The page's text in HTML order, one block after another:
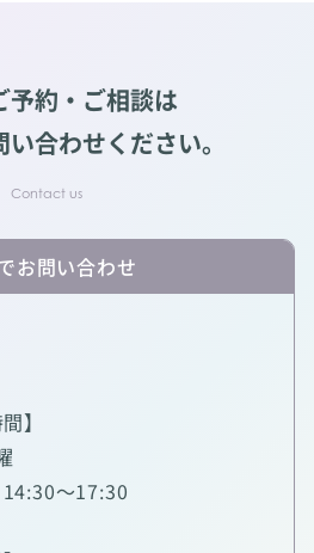
予約・ご相談は
合わせください。
お問い合わせ
】
～17:30